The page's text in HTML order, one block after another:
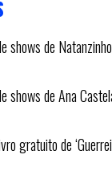
shows de
shows de Ana
gratuito de